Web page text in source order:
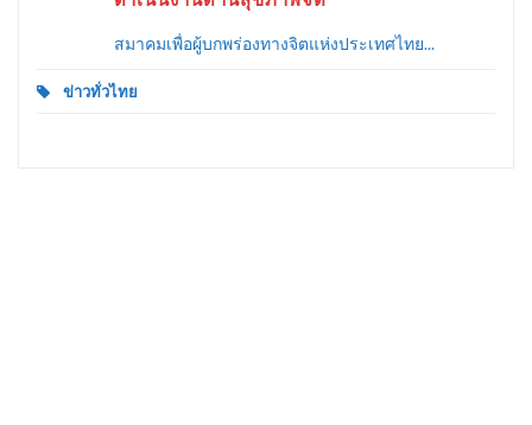
สมาคมเพื่อผู้บกพร่องทางจิตแห่งประเทศไทย...
ข่าวทั่วไทย